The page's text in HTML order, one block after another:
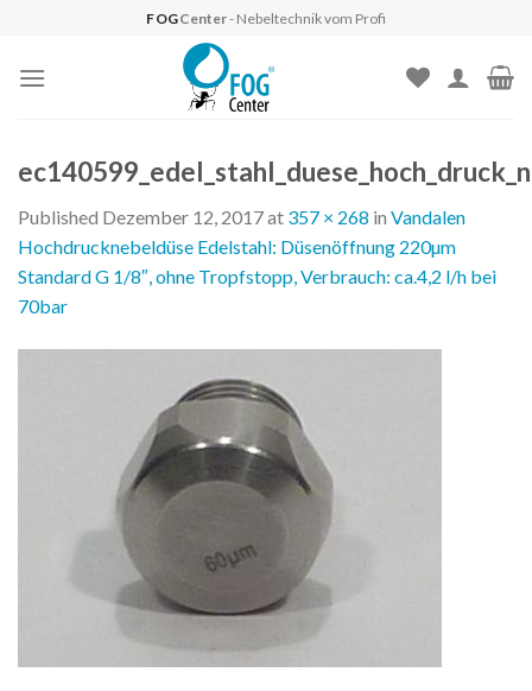
content
FOGCenter- Nebeltechnik vom Profi
Published Dezember 12, 2017at 357 × 268 in Vandalen
Hochdrucknebeldüse Edelstahl: Düsenöffnung 220µm
Standard G 1/8″, ohne Tropfstopp, Verbrauch: ca.4,2 l/h bei
70bar